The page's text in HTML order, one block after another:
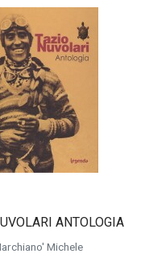
ANTOLOGIA
Michele